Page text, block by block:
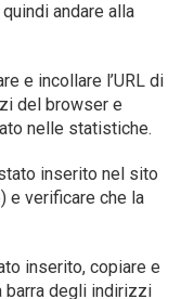
andare alla
e incollare l’URL di
del browser e
nelle statistiche.
inserito nel sito
e verificare che la
inserito, copiare e
barra degli indirizzi